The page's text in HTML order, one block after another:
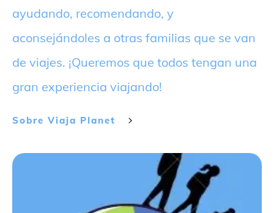
ayudando, recomendando, y
aconsejándoles a otras familias que se van
de viajes. ¡Queremos que todos tengan una
gran experiencia viajando!
Sobre Viaja Planet